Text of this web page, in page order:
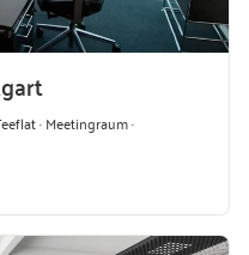
· Meetingraum ·